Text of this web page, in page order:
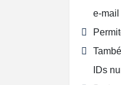
e-mail
IDs